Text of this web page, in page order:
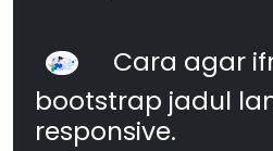
Cara agar
bootstrap jadul
responsive.